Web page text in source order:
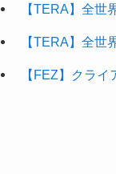
【TERA】全世
【TERA】全世
【FEZ】クライ